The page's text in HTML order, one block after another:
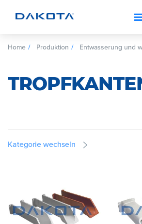
Home Produktion Entwasserung und
Kategorie wechseln